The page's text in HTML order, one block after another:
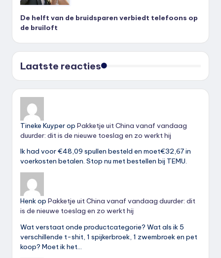
De helft van de bruidsparen verbiedt telefoons op
de bruiloft
Laatste reacties
Tineke Kuyperop Pakketje uit China vanaf vandaag
duurder: dit is de nieuwe toeslag en zo werkt hij
Ik had voor €48,09 spullen besteld en moet€32,67 in
voerkosten betalen. Stop nu met bestellen bij TEMU.
Henkop Pakketje uit China vanaf vandaag duurder: dit
is de nieuwe toeslag en zo werkt hij
Wat verstaat onde productcategorie? Wat als ik 5
verschillende t-shit, 1 spijkerbroek, 1 zwembroek en pet
koop? Moet ik het…